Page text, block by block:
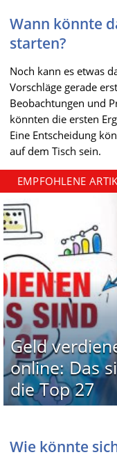
Wann könnte
starten?
Noch kann es etwas
Vorschläge gerade
Beobachtungen und
könnten die ersten
Eine Entscheidung
auf dem Tisch sein.
EMPFOHLENE
Geld
online: Das
die Top 27
Wie könnte